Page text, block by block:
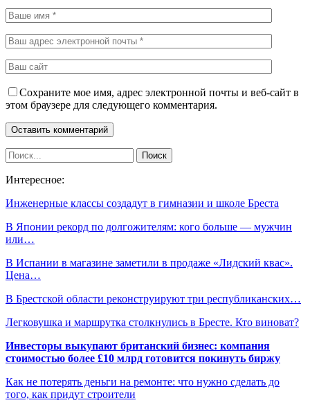
Сохраните мое имя, адрес электронной почты и веб-сайт в
этом браузере для следующего комментария.
Интересное:
Инженерные классы создадут в гимназии и школе Бреста
В Японии рекорд по долгожителям: кого больше — мужчин
или…
В Испании в магазине заметили в продаже «Лидский квас».
Цена…
В Брестской области реконструируют три республиканских…
Легковушка и маршрутка столкнулись в Бресте. Кто виноват?
Инвесторы выкупают британский бизнес: компания
стоимостью более £10 млрд готовится покинуть биржу
Как не потерять деньги на ремонте: что нужно сделать до
того, как придут строители